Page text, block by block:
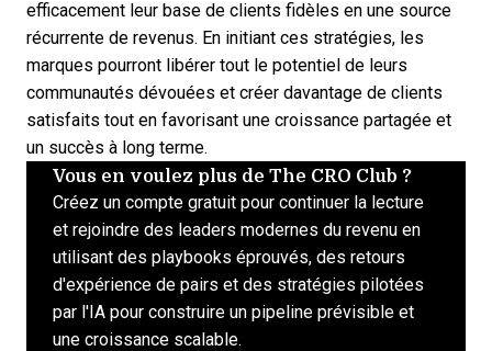
efficacement leur base de clients fidèles en une source
récurrente de revenus. En initiant ces stratégies, les
marques pourront libérer tout le potentiel de leurs
communautés dévouées et créer davantage de clients
satisfaits tout en favorisant une croissance partagée et
un succès à long terme.
Vous en voulez plus de The CRO Club ?
Créez un compte gratuit pour continuer la lecture
et rejoindre des leaders modernes du revenu en
utilisant des playbooks éprouvés, des retours
d'expérience de pairs et des stratégies pilotées
par l'IA pour construire un pipeline prévisible et
une croissance scalable.